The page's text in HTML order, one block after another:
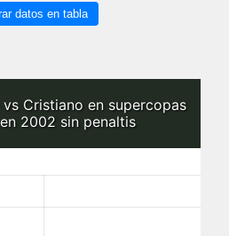
datos en tabla
Cristiano en supercopas
2002 sin penaltis